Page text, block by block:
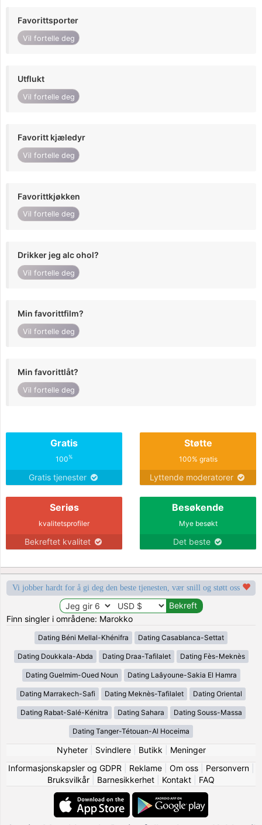
Favorittsporter
Vil fortelle deg
Utflukt
Vil fortelle deg
Favoritt kjæledyr
Vil fortelle deg
Favorittkjøkken
Vil fortelle deg
Drikker jeg alc ohol?
Vil fortelle deg
Min favorittfilm?
Vil fortelle deg
Min favorittlåt?
Vil fortelle deg
Gratis
100%
Gratis tjenester
Støtte
100% gratis
Lyttende moderatorer
Seriøs
kvalitetsprofiler
Bekreftet kvalitet
Besøkende
Mye besøkt
Det beste
Vi jobber hardt for å gi deg den beste tjenesten, vær snill og støtt oss
Finn singler i områdene: Marokko
Dating Béni Mellal-Khénifra Dating Casablanca-Settat
Dating Doukkala-Abda Dating Draa-Tafilalet Dating Fès-Meknès
Dating Guelmim-Oued Noun Dating Laâyoune-Sakia El Hamra
Dating Marrakech-Safi Dating Meknès-Tafilalet Dating Oriental
Dating Rabat-Salé-Kénitra Dating Sahara Dating Souss-Massa
Dating Tanger-Tétouan-Al Hoceima
Nyheter| Svindlere| Butikk
Meninger
Informasjonskapsler og GDPR
Reklame| Om oss| Personvern|
Bruksvilkår
Barnesikkerhet Kontakt FAQ